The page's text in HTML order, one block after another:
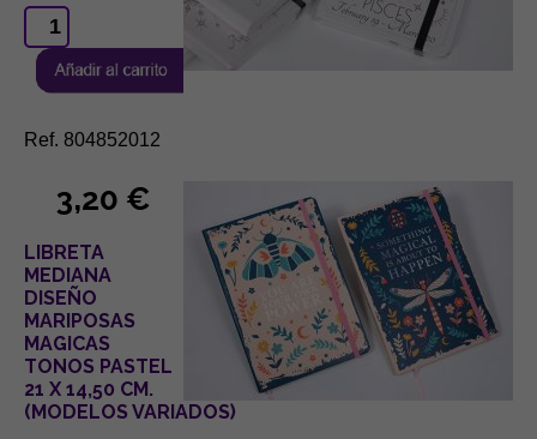
Ref. 804852012
3,20 €
LIBRETA
MEDIANA
DISEÑO
MARIPOSAS
MAGICAS
TONOS PASTEL
21 X 14,50 CM.
(MODELOS VARIADOS)